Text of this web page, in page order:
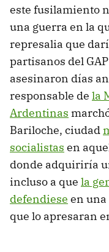
este fusilamiento
una guerra en la
represalia que
partisanos del
asesinaron días
responsable de la
Ardentinas
Bariloche, ciudad
socialistas en
donde adquiriría
incluso a que la
defendiese en una
que lo apresaran